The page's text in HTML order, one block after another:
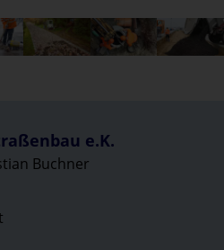
e.K.
Buchner